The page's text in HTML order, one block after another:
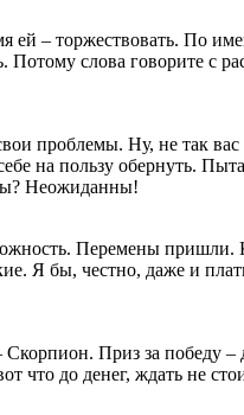
ей – торжествовать. По
Потому слова говорите с
проблемы. Ну, не так
себе на пользу обернуть.
Неожиданны!
Перемены
Я бы, честно, даже и
Приз за победу –
до денег, ждать не